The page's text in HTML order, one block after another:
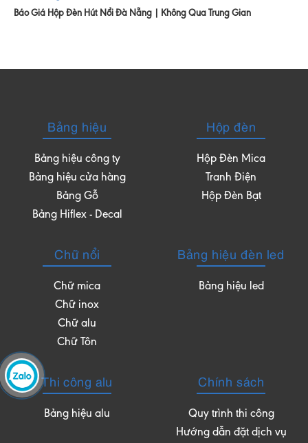
Báo Giá Hộp Đèn Hút Nổi Đà Nẵng | Không Qua Trung Gian
Bảng hiệu
Bảng hiệu công ty
Bảng hiệu cửa hàng
Bảng Gỗ
Bảng Hiflex - Decal
Hộp đèn
Hộp Đèn Mica
Tranh Điện
Hộp Đèn Bạt
Chữ nổi
Chữ mica
Chữ inox
Chữ alu
Chữ Tôn
Bảng hiệu đèn led
Bảng hiệu led
Thi công alu
Bảng hiệu alu
Chính sách
Quy trình thi công
Hướng dẫn đặt dịch vụ